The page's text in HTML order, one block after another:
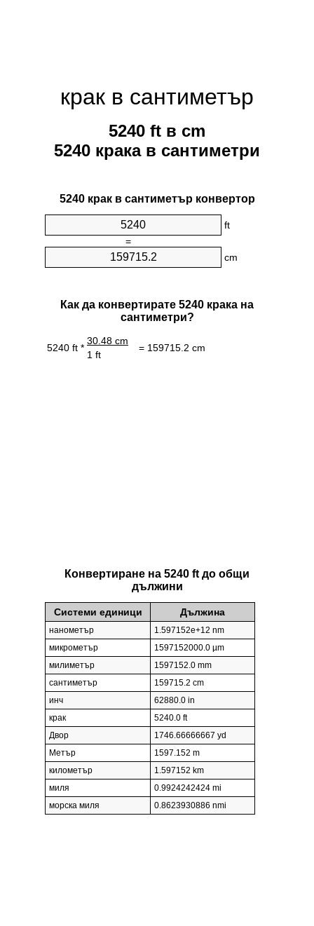
крак в сантиметър
5240 ft в cm
5240 крака в сантиметри
5240 крак в сантиметър конвертор
ft
=
cm
Как да конвертирате 5240 крака на
сантиметри?
5240 ft *
30.48 cm
= 159715.2 cm
1 ft
Конвертиране на 5240 ft до общи
дължини
Системи единици Дължина
нанометър
1.597152e+12 nm
микрометър
1597152000.0 µm
милиметър
1597152.0 mm
сантиметър
159715.2 cm
инч
62880.0 in
крак
5240.0 ft
Двор
1746.66666667 yd
Метър
1597.152 m
километър
1.597152 km
миля
0.9924242424 mi
морска миля
0.8623930886 nmi